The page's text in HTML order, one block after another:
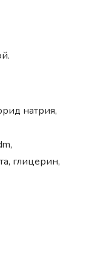
натрия,
глицерин,